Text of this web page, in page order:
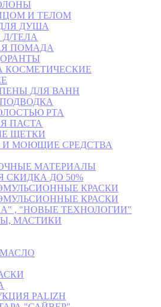
И ТЕЛОМ
ДУША
Д/ТЕЛА
ПОМАДА
КОСМЕТИЧЕСКИЕ
ДЛЯ ВАНН
РТА
ПАСТА
ЩЕТКИ
И МОЮЩИЕ СРЕДСТВА
МАТЕРИАЛЫ
СКИДКА ДО 50%
КРАСКИ
КРАСКИ
, "НОВЫЕ ТЕХНОЛОГИИ"
МАСТИКИ
PALIZH